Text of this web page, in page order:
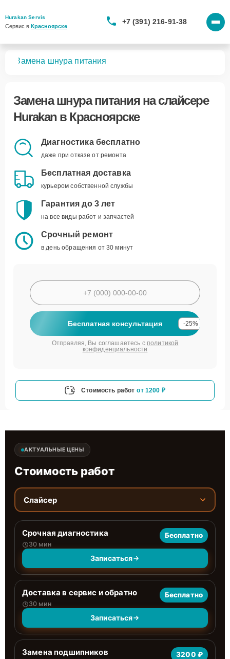
Hurakan Servis
Сервис в Красноярске
+7 (391) 216-91-38
Замена шнура питания
Замена шнура питанияна слайсере
Hurakan в Красноярске
Диагностика бесплатно
даже при отказе от ремонта
Бесплатная доставка
курьером собственной службы
Гарантия до 3 лет
на все виды работ и запчастей
Срочный ремонт
в день обращения от 30 минут
Бесплатная консультация -25%
Отправляя, Вы соглашаетесь с политикой
конфиденциальности
Стоимость работ от 1200 ₽
АКТУАЛЬНЫЕ ЦЕНЫ
Стоимость работ
Слайсер
Срочная диагностика
30 мин
Бесплатно
Записаться
Доставка в сервис и обратно
30 мин
Бесплатно
Записаться
Замена подшипников 3200 ₽